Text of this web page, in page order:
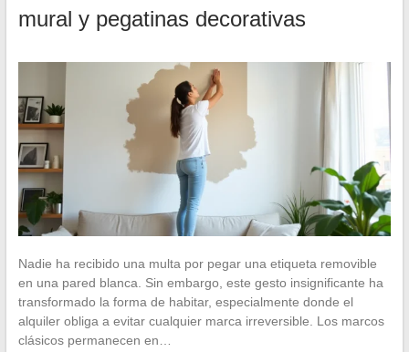
mural y pegatinas decorativas
Nadie ha recibido una multa por pegar una etiqueta removible
en una pared blanca. Sin embargo, este gesto insignificante ha
transformado la forma de habitar, especialmente donde el
alquiler obliga a evitar cualquier marca irreversible. Los marcos
clásicos permanecen en…